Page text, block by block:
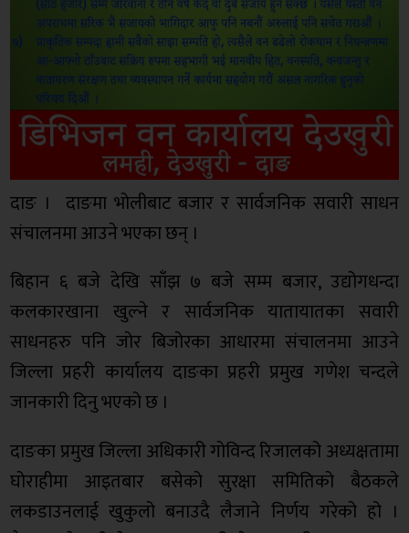
दाङ । दाङमा भोलीबाट बजार र सार्वजनिक सवारी साधन
संचालनमा आउने भएका छन् ।
बिहान ६ बजे देखि साँझ ७ बजे सम्म बजार, उद्योगधन्दा
कलकारखाना खुल्ने र सार्वजनिक यातायातका सवारी
साधनहरु पनि जोर बिजोरका आधारमा संचालनमा आउने
जिल्ला प्रहरी कार्यालय दाङका प्रहरी प्रमुख गणेश चन्दले
जानकारी दिनु भएको छ ।
दाङका प्रमुख जिल्ला अधिकारी गोविन्द रिजालको अध्यक्षतामा
घोराहीमा आइतबार बसेको सुरक्षा समितिको बैठकले
लकडाउनलाई खुकुलो बनाउदै लैजाने निर्णय गरेको हो ।